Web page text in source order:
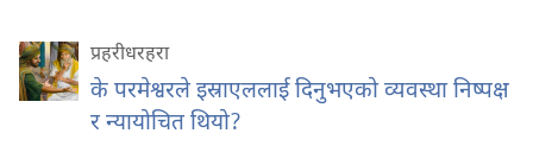
प्रहरीधरहरा
के परमेश्वरले इस्राएललाई दिनुभएको व्यवस्था निष्पक्ष
र न्यायोचित थियो?